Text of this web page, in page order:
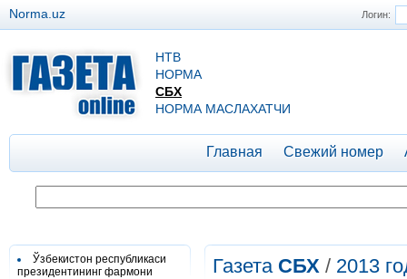
Логин:
Norma.uz
НТВ
НОРМА
СБХ
НОРМА МАСЛАХАТЧИ
Главная Свежий номер
Ўзбекистон республикаси
президентининг фармони
Газета СБХ / 2013